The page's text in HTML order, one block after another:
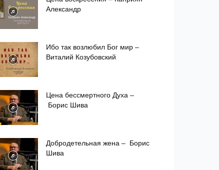
Александр
Ибо так возлюбил Бог мир –
Виталий Козубовский
Цена бессмертного Духа –
Борис Шива
Добродетельная жена – Борис
Шива